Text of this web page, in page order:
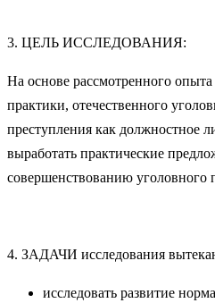
3. ЦЕЛЬ ИССЛЕДОВАНИЯ:
На основе рассмотренного
практики, отечественного
преступления как должностное
выработать практические
совершенствованию уголовного
4. ЗАДАЧИ исследования
исследовать развитие